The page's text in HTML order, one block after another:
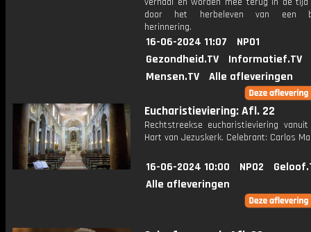
door het herbeleven van een
herinnering.
16-06-2024 11:07
NPO1
Gezondheid.TV
Informatief.TV
Mensen.TV
Alle afleveringen
Eucharistieviering: Afl. 22
Rechtstreekse eucharistieviering
Hart van Jezuskerk. Celebrant: Carlos
16-06-2024 10:00 NPO2
Alle afleveringen